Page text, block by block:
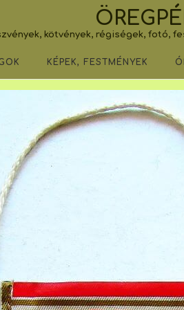
kötvények, régiségek, fotó,
KÉPEK, FESTMÉNYEK